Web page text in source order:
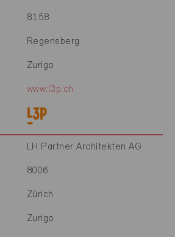
8158
Regensberg
Zurigo
www.l3p.ch
LH Partner Architekten AG
8006
Zürich
Zurigo